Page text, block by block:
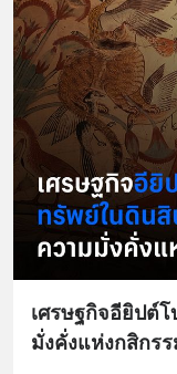
เศรษฐกิจอียิปต์
มั่งคั่งแห่งกสิกร